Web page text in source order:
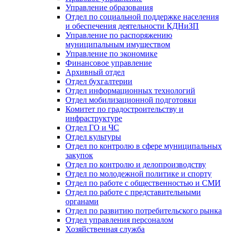
Управление образования
Отдел по социальной поддержке населения
и обеспечения деятельности КДНиЗП
Управление по распоряжению
муниципальным имуществом
Управление по экономике
Финансовое управление
Архивный отдел
Отдел бухгалтерии
Отдел информационных технологий
Отдел мобилизационной подготовки
Комитет по градостроительству и
инфраструктуре
Отдел ГО и ЧС
Отдел культуры
Отдел по контролю в сфере муниципальных
закупок
Отдел по контролю и делопроизводству
Отдел по молодежной политике и спорту
Отдел по работе с общественностью и СМИ
Отдел по работе с представительными
органами
Отдел по развитию потребительского рынка
Отдел управления персоналом
Хозяйственная служба